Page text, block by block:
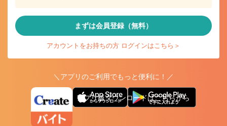
まずは会員登録（無料）
アカウントをお持ちの方 ログインはこちら＞
＼アプリのご利用でもっと便利に！／
アプリ版ダウンロードはこちらから